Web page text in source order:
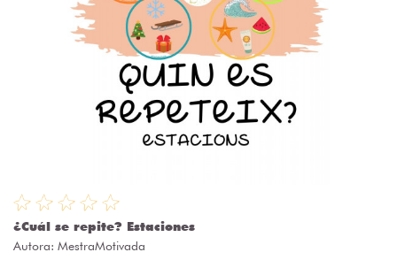
¿Cuál se repite? Estaciones
Autora: MestraMotivada